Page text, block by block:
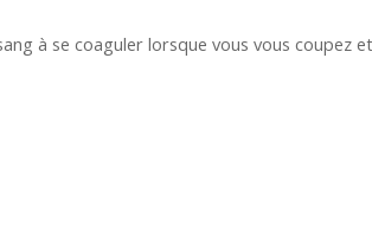
à se coaguler lorsque vous vous coupez